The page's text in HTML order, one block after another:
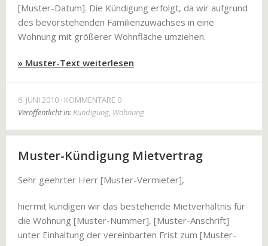
[Muster-Datum]. Die Kündigung erfolgt, da wir aufgrund
des bevorstehenden Familienzuwachses in eine
Wohnung mit größerer Wohnfläche umziehen.
» Muster-Text weiterlesen
6. JUNI 2010 KOMMENTARE 0
Veröffentlicht in:Kündigung, Wohnung
Muster-Kündigung Mietvertrag
Sehr geehrter Herr [Muster-Vermieter],
hiermit kündigen wir das bestehende Mietverhältnis für
die Wohnung [Muster-Nummer], [Muster-Anschrift]
unter Einhaltung der vereinbarten Frist zum [Muster-